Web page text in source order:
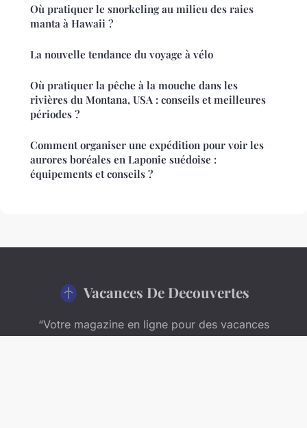
Où pratiquer le snorkeling au milieu des raies
manta à Hawaii ?
La nouvelle tendance du voyage à vélo
Où pratiquer la pêche à la mouche dans les
rivières du Montana, USA : conseils et meilleures
périodes ?
Comment organiser une expédition pour voir les
aurores boréales en Laponie suédoise :
équipements et conseils ?
Vacances De Decouvertes
“Votre magazine en ligne pour des vacances